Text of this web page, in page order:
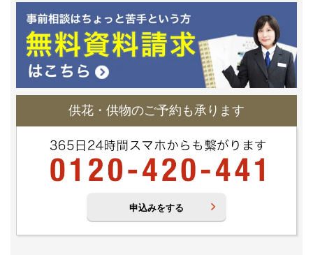
供花・供物のご予約も承ります
申込みをする